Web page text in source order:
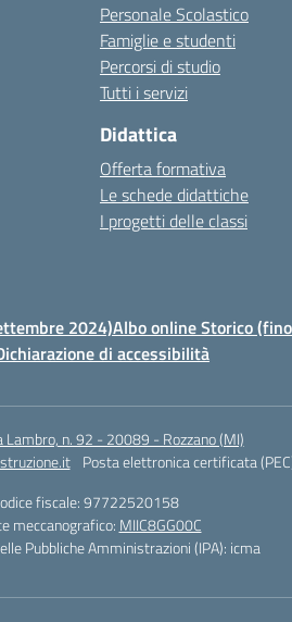
Personale Scolastico
Famiglie e studenti
Percorsi di studio
Tutti i servizi
Didattica
Offerta formativa
Le schede didattiche
I progetti delle classi
2024)Albo online Storico
di accessibilità
Lambro, n. 92 - 20089 - Rozzano (MI)
Posta elettronica certificata
fiscale: 97722520158
meccanografico: MIIC8GG00C
Pubbliche Amministrazioni (IPA): icma